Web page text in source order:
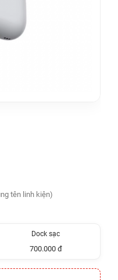
tên linh kiện)
Dock sạc
700.000 đ